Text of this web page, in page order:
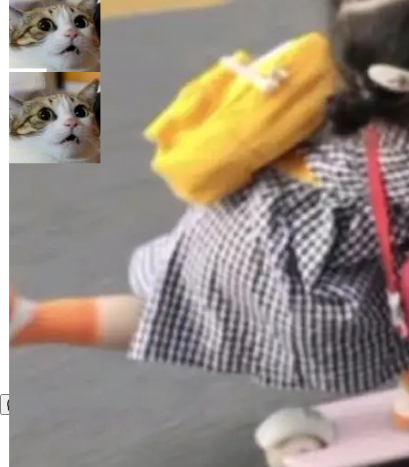
年。FFmpeg 社区最终选择用一个大版本的名
字，留下了这份纪念。 雷霄骅曾是中国传媒大学
数字电视技术方向的博士生，长期从事视频、音
频技...
列表的数据匹配 —— 一项常规的数据处理任
务，最终却产生了 180 万美元的账单，实际支出
超出原定预算 860%。 更令人意外的是，该项目
最终并未成功落地，而高额算力消耗持续运行长
达 5 个月，公司直到财务对账时才察觉异常。这
意味着一个无人看管的 AI 程序，在近半年时间
里日夜不停地"烧钱"。 复盘显示，...
没有拐弯抹角。他说中国正在赢得 AI 竞赛，而
且按目前的速度，中国 AI 工具预计在今年底或
2027 年就能追上美国前沿实验室的水平。 Dela
ngue 把原因归结为一件事：开放协作。中国的
AI 开发者在一个共享和协作的生态里加速迭代，
而美国模型厂商在"闭门造车"。他的原话是 "buil
ding in silos"——各自为战，互不通气。 这个判
断从他嘴里说出来分量不同。Hugging Face 是
全球最大的开源 AI 平台，上面跑着上百万个模
当 AI agent 把源码变成了最好的扩展系
统，开发者工具必须开源
五年前，David Crawshaw 问过很多软件工程师
一个问题：你写过什么给自己用的程序？答案几
乎都是没有。工程师们整天用别人写的程序写程
序给别人用。偶尔有人自己写个博客系统、智能
家居控制、家庭实验室，都算稀奇事。 Crawsh
aw 是 Shelley 的作者，一个开源 AI coding age
nt。他最近在博客上写了一篇文章，核心论点很
简单：开发者工具必须开源。 理由不是传统的自
由软件情怀，而是一个跟 AI agent 直接相关的
技术判断。 两行 prompt 就能个性化任何软件 C
rawshaw 给出了两个 prompt。 第一个： "下载
某个软件的源码，在本地构建。修改 agent ...
局
加载更多